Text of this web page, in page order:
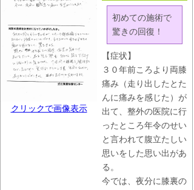
クリックで画像表示
初めての施術で
驚きの回復！
【症状】
３０年前ころより両膝
痛み（走り出したとた
んに痛みを感じた）が
出て、整外の医院に行
ったところ年令のせい
と言われて腹立たしい
思いをした思い出があ
る。
今では、夜分に膝裏の